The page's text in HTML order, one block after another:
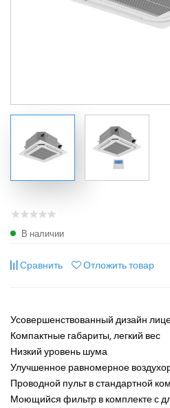
В наличии
Сравнить Отложить товар
Усовершенствованный дизайн
Компактные габариты, легкий вес
Низкий уровень шума
Улучшенное равномерное
Проводной пульт в стандартной
Моющийся фильтр в комплекте с